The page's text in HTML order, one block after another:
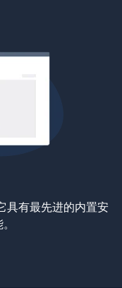
具有最先进的内置安